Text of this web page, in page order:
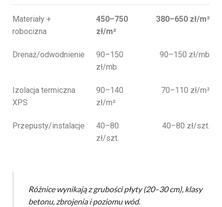
Materiały +
robocizna
450–750
zł/m²
380–650 zł/m²
Drenaż/odwodnienie
90–150
zł/mb
90–150 zł/mb
Izolacja termiczna
XPS
90–140
zł/m²
70–110 zł/m²
Przepusty/instalacje
40–80
zł/szt.
40–80 zł/szt.
Różnice wynikają z grubości płyty (20–30 cm), klasy
betonu, zbrojenia i poziomu wód.